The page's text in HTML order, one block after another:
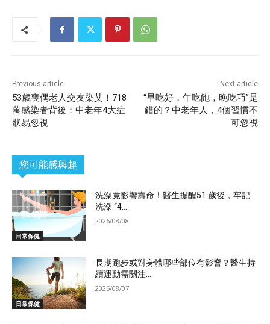
Previous article
53歲喪偶老人交友染艾！718
萬感染者背後：中老年4大症
狀易忽視
Next article
“早吃好，午吃飽，晚吃巧”是
錯的？中老年人，4個習慣不
可忽視
您可能感興趣
日常保健
洗澡竟影響壽命！醫生提醒51 歲後，牢記
洗澡 “4...
2026/08/08
日常保健
長期跑步或對身體哪些部位有影響？醫生持
續運動需關注...
2026/08/07